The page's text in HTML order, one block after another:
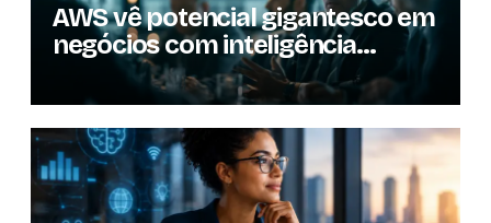
AWS vê potencial gigantesco em
negócios com inteligência
artificial